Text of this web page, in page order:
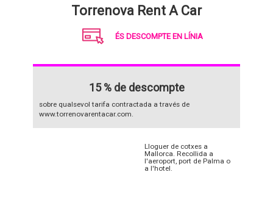
Torrenova Rent A Car
ÉS DESCOMPTE EN LÍNIA
15 % de descompte
sobre qualsevol tarifa contractada a través de
www.torrenovarentacar.com.
Lloguer de cotxes a
Mallorca. Recollida a
l'aeroport, port de Palma o
a l'hotel.